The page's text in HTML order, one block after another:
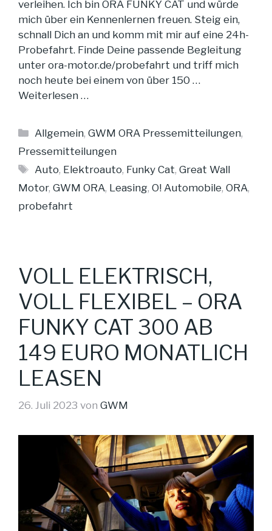
verleihen. Ich bin ORA FUNKY CAT und würde
mich über ein Kennenlernen freuen. Steig ein,
schnall Dich an und komm mit mir auf eine 24h-
Probefahrt. Finde Deine passende Begleitung
unter ora-motor.de/probefahrt und triff mich
noch heute bei einem von über 150 …
Weiterlesen …
Kategorien
Allgemein,GWM ORA Pressemitteilungen,
Pressemitteilungen
Schlagwörter
Auto, Elektroauto, Funky Cat,Great Wall
Motor, GWM ORA, Leasing, O! Automobile, ORA,
probefahrt
VOLL ELEKTRISCH,
VOLL FLEXIBEL – ORA
FUNKY CAT 300 AB
149 EURO MONATLICH
LEASEN
26. Juli 2023 von GWM